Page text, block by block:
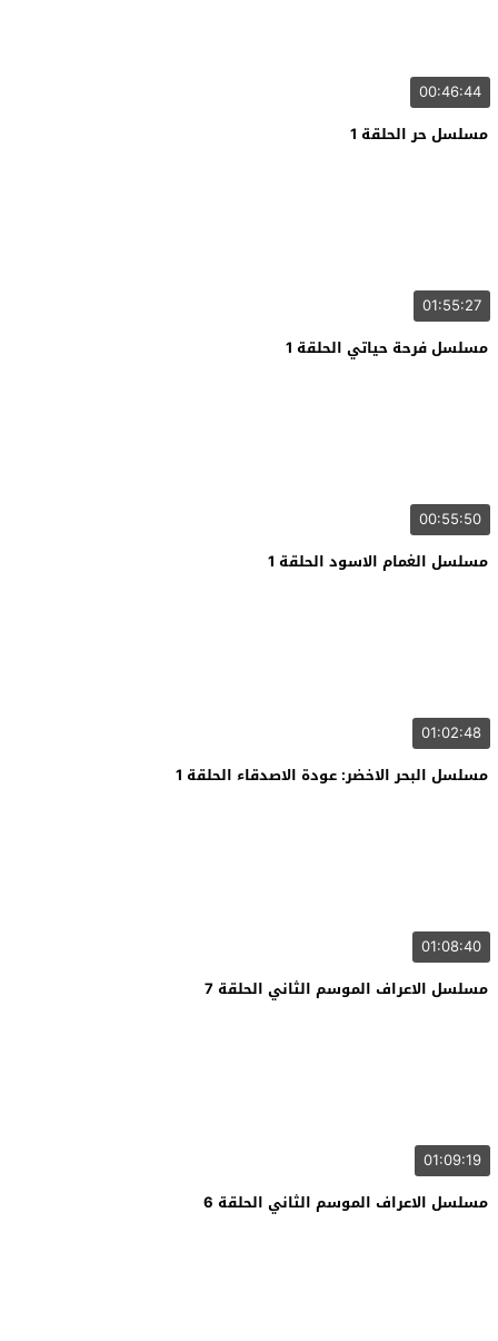
00:46:44
مسلسل حر الحلقة 1
01:55:27
مسلسل فرحة حياتي الحلقة 1
00:55:50
مسلسل الغمام الاسود الحلقة 1
01:02:48
مسلسل البحر الاخضر: عودة الاصدقاء الحلقة 1
01:08:40
مسلسل الاعراف الموسم الثاني الحلقة 7
01:09:19
مسلسل الاعراف الموسم الثاني الحلقة 6